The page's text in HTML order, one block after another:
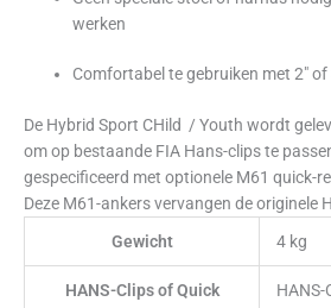
werken
Comfortabel te gebruiken met 2″ of
De Hybrid Sport CHild / Youth wordt
om op bestaande FIA Hans-clips te
gespecificeerd met optionele M61 quick-
Deze M61-ankers vervangen de originele
Gewicht
4 kg
HANS-Clips of Quick
HANS-